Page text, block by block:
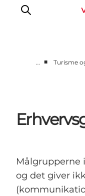
Turisme og
Om
… ■ Turisme
Målgrupperne
og det giver